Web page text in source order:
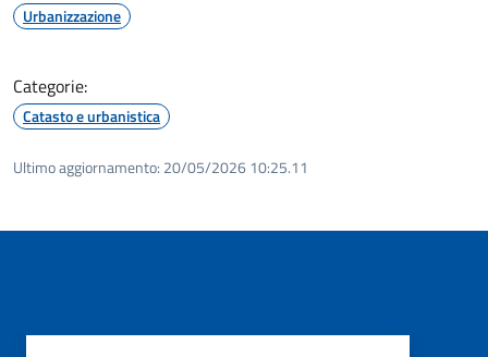
Urbanizzazione
Categorie:
Catasto e urbanistica
Ultimo aggiornamento: 20/05/2026 10:25.11